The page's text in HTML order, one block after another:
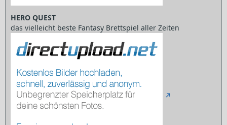
HERO QUEST
das vielleicht beste Fantasy Brettspiel aller Zeiten